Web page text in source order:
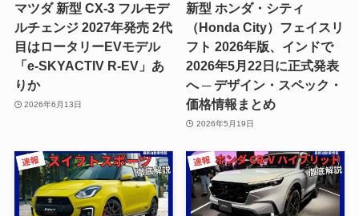
マツダ 新型 CX-3 フルモデ
ルチェンジ 2027年発売 2代
目はロータリーEVモデル
「e-SKYACTIV R-EV」あ
りか
2026年6月13日
新型 ホンダ・シティ
（Honda City）フェイスリ
フト 2026年版、インドで
2026年5月22日に正式発表
へ ─ デザイン・スペック・
価格情報まとめ
2026年5月19日